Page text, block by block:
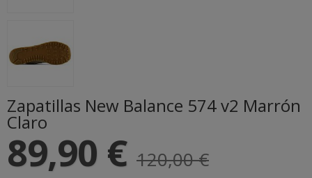
Zapatillas New Balance 574 v2 Marrón
Claro
89,90 € 120,00 €